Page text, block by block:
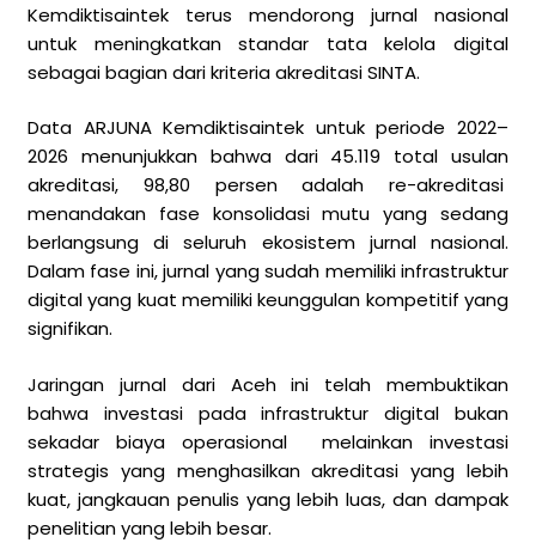
Kemdiktisaintek terus mendorong jurnal nasional
untuk meningkatkan standar tata kelola digital
sebagai bagian dari kriteria akreditasi SINTA.
Data ARJUNA Kemdiktisaintek untuk periode 2022–
2026 menunjukkan bahwa dari 45.119 total usulan
akreditasi, 98,80 persen adalah re-akreditasi
menandakan fase konsolidasi mutu yang sedang
berlangsung di seluruh ekosistem jurnal nasional.
Dalam fase ini, jurnal yang sudah memiliki infrastruktur
digital yang kuat memiliki keunggulan kompetitif yang
signifikan.
Jaringan jurnal dari Aceh ini telah membuktikan
bahwa investasi pada infrastruktur digital bukan
sekadar biaya operasional melainkan investasi
strategis yang menghasilkan akreditasi yang lebih
kuat, jangkauan penulis yang lebih luas, dan dampak
penelitian yang lebih besar.